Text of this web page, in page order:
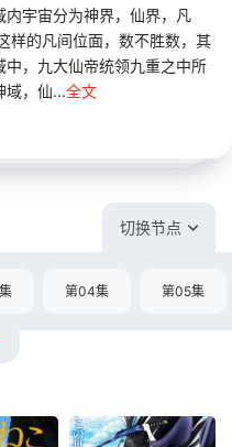
宇宙分为神界，仙界，凡
样的凡间位面，数不胜数，其
，九大仙帝统领九重之中所
域，仙...全文
切换节点
第04集 第05集